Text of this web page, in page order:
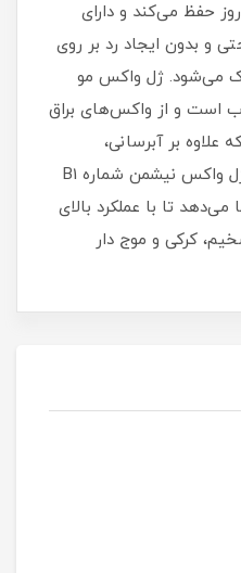
حفظ می‌کند و دارای
و بدون ایجاد رد بر روی
می‌شود. ژل واکس مو
است و از واکس‌های براق
بر آبرسانی،
درخشندگی به موها می‌دهد. ژل واکس نیشمن شماره B1
تا با عملکرد بالای
کرکی و موج دار